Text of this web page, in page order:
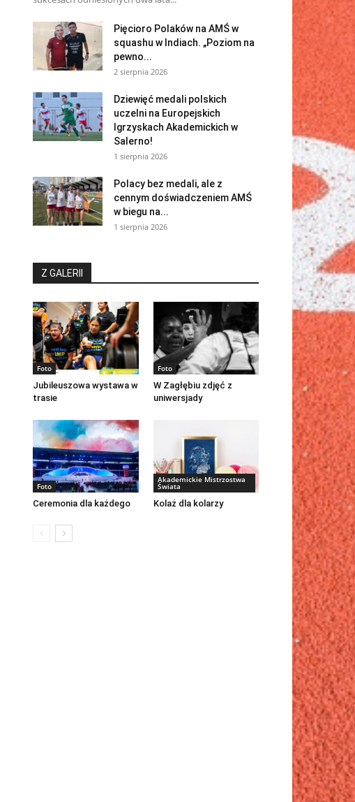
Pięcioro Polaków na AMŚ w
squashu w Indiach. „Poziom na
pewno...
2 sierpnia 2026
Dziewięć medali polskich
uczelni na Europejskich
Igrzyskach Akademickich w
Salerno!
1 sierpnia 2026
Polacy bez medali, ale z
cennym doświadczeniem AMŚ
w biegu na...
1 sierpnia 2026
Z GALERII
Foto
Jubileuszowa wystawa w
trasie
Foto
W Zagłębiu zdjęć z
uniwersjady
Foto
Ceremonia dla każdego
Akademickie Mistrzostwa
Świata
Kolaż dla kolarzy